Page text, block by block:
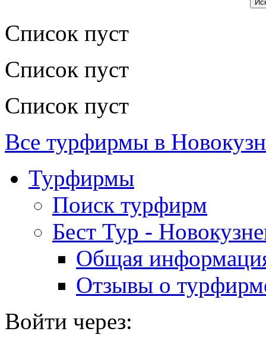
Список пуст
Список пуст
Список пуст
Все турфирмы в
Турфирмы
Поиск турфирм
Бест Тур -
Общая
Отзывы о
Войти через: